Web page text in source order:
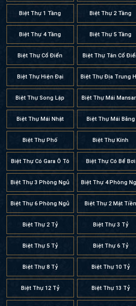
THIẾT KẾ KIẾN TRÚC
1000+ Biệt Thự Đẹp Biệt Thự Lâu Đài
Biệt Thự 1 Tầng Biệt Thự 2 Tầng
Biệt Thự 4 Tầng Biệt Thự 5 Tầng
Biệt Thự Cổ Điển Biệt Thự Tân Cổ Điển
Biệt Thự Hiện Đại Biệt Thự Địa Trung Hải
Biệt Thự Song Lập Biệt Thự Mái Mansard
Biệt Thự Mái Nhật Biệt Thự Mái Bằng
Biệt Thự Phố Biệt Thự Kính
Biệt Thự Có Gara Ô Tô Biệt Thự Có Bể Bơi
Biệt Thự 3 Phòng Ngủ Biệt Thự 4 Phòng Ngủ
Biệt Thự 6 Phòng Ngủ Biệt Thự 2 Mặt Tiền
Biệt Thự 2 Tỷ Biệt Thự 3 Tỷ